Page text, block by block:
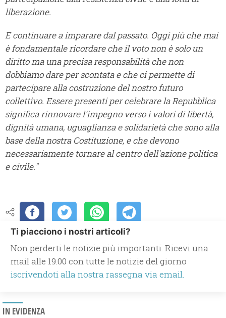
liberazione.
E continuare a imparare dal passato. Oggi più che mai
è fondamentale ricordare che il voto non è solo un
diritto ma una precisa responsabilità che non
dobbiamo dare per scontata e che ci permette di
partecipare alla costruzione del nostro futuro
collettivo. Essere presenti per celebrare la Repubblica
significa rinnovare l'impegno verso i valori di libertà,
dignità umana, uguaglianza e solidarietà che sono alla
base della nostra Costituzione, e che devono
necessariamente tornare al centro dell'azione politica
e civile."
Ti piacciono i nostri articoli?
Non perderti le notizie più importanti. Ricevi una
mail alle 19.00 con tutte le notizie del giorno
iscrivendoti alla nostra rassegna via email.
IN EVIDENZA